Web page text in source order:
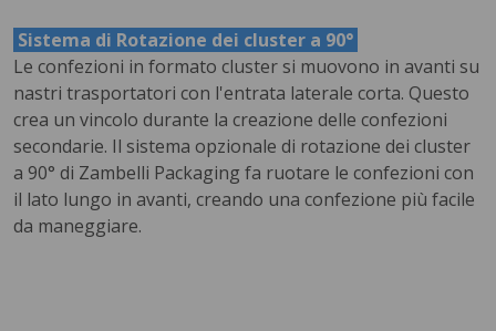
Sistema di Rotazione dei cluster a 90°
Le confezioni in formato cluster si muovono in avanti su
nastri trasportatori con l'entrata laterale corta. Questo
crea un vincolo durante la creazione delle confezioni
secondarie. Il sistema opzionale di rotazione dei cluster
a 90° di Zambelli Packaging fa ruotare le confezioni con
il lato lungo in avanti, creando una confezione più facile
da maneggiare.